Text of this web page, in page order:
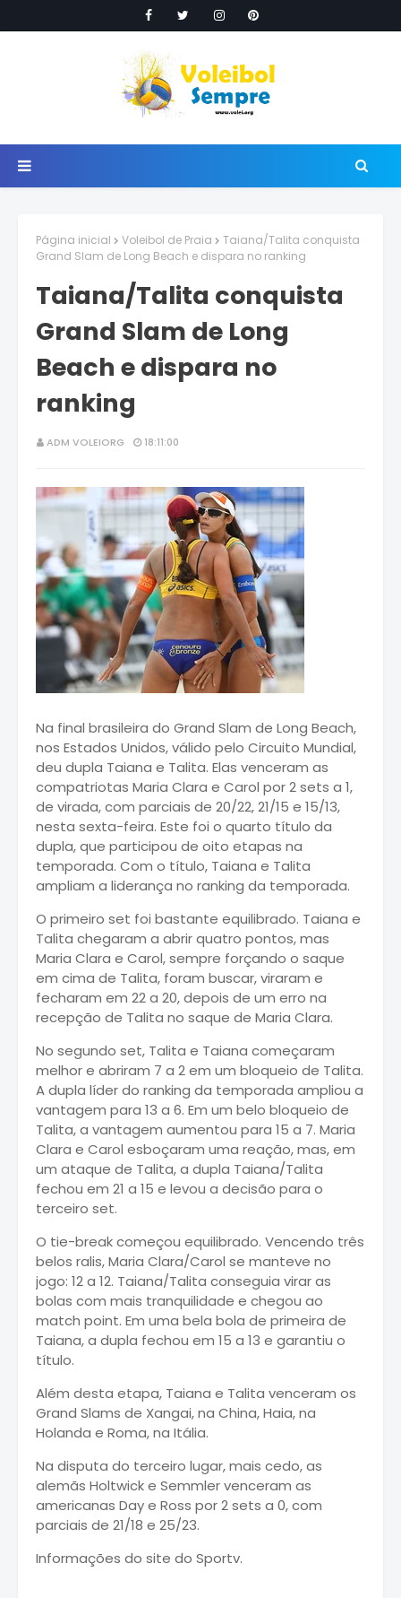
Página inicial Voleibol de Praia
Taiana/Talita conquista
Grand Slam de Long Beach e dispara no ranking
Taiana/Talita conquista
Grand Slam de Long
Beach e dispara no
ranking
ADM VOLEIORG 18:11:00
Na final brasileira do Grand Slam de Long Beach,
nos Estados Unidos, válido pelo Circuito Mundial,
deu dupla Taiana e Talita. Elas venceram as
compatriotas Maria Clara e Carol por 2 sets a 1,
de virada, com parciais de 20/22, 21/15 e 15/13,
nesta sexta-feira. Este foi o quarto título da
dupla, que participou de oito etapas na
temporada. Com o título, Taiana e Talita
ampliam a liderança no ranking da temporada.
O primeiro set foi bastante equilibrado. Taiana e
Talita chegaram a abrir quatro pontos, mas
Maria Clara e Carol, sempre forçando o saque
em cima de Talita, foram buscar, viraram e
fecharam em 22 a 20, depois de um erro na
recepção de Talita no saque de Maria Clara.
No segundo set, Talita e Taiana começaram
melhor e abriram 7 a 2 em um bloqueio de Talita.
A dupla líder do ranking da temporada ampliou a
vantagem para 13 a 6. Em um belo bloqueio de
Talita, a vantagem aumentou para 15 a 7. Maria
Clara e Carol esboçaram uma reação, mas, em
um ataque de Talita, a dupla Taiana/Talita
fechou em 21 a 15 e levou a decisão para o
terceiro set.
O tie-break começou equilibrado. Vencendo três
belos ralis, Maria Clara/Carol se manteve no
jogo: 12 a 12. Taiana/Talita conseguia virar as
bolas com mais tranquilidade e chegou ao
match point. Em uma bela bola de primeira de
Taiana, a dupla fechou em 15 a 13 e garantiu o
título.
Além desta etapa, Taiana e Talita venceram os
Grand Slams de Xangai, na China, Haia, na
Holanda e Roma, na Itália.
Na disputa do terceiro lugar, mais cedo, as
alemãs Holtwick e Semmler venceram as
americanas Day e Ross por 2 sets a 0, com
parciais de 21/18 e 25/23.
Informações do site do Sportv.